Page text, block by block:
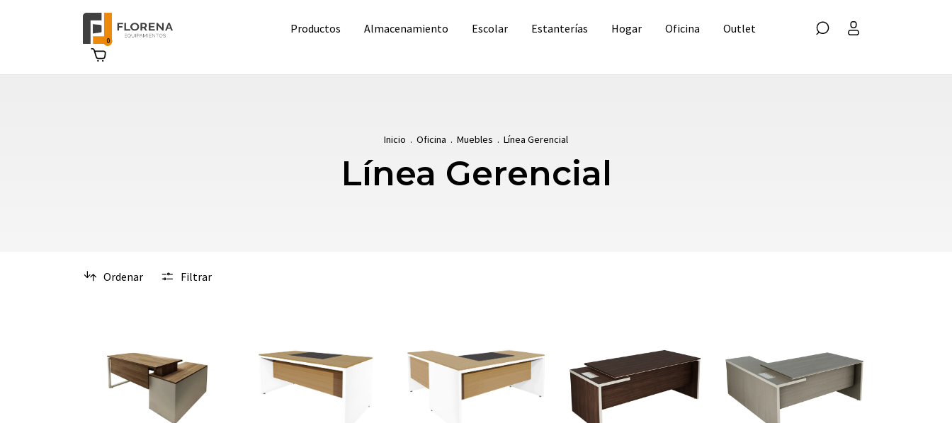
Productos Almacenamiento Escolar Estanterías Hogar Oficina Outlet
0
Inicio . Oficina . Muebles . Línea Gerencial
Línea Gerencial
Ordenar Filtrar